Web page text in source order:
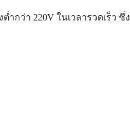
ว่า 220V ในเวลารวดเร็ว ซึ่